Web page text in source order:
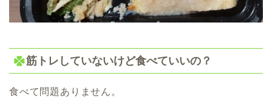
筋トレしていないけど食べていいの？
食べて問題ありません。